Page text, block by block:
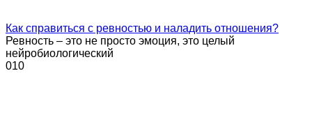
Как справиться с ревностью и наладить отношения?
Ревность – это не просто эмоция, это целый
нейробиологический
010